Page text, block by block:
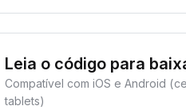
Leia o código para
Compatível com iOS e Android
tablets)